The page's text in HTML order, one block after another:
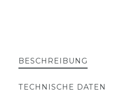
BESCHREIBUNG
TECHNISCHE DATEN